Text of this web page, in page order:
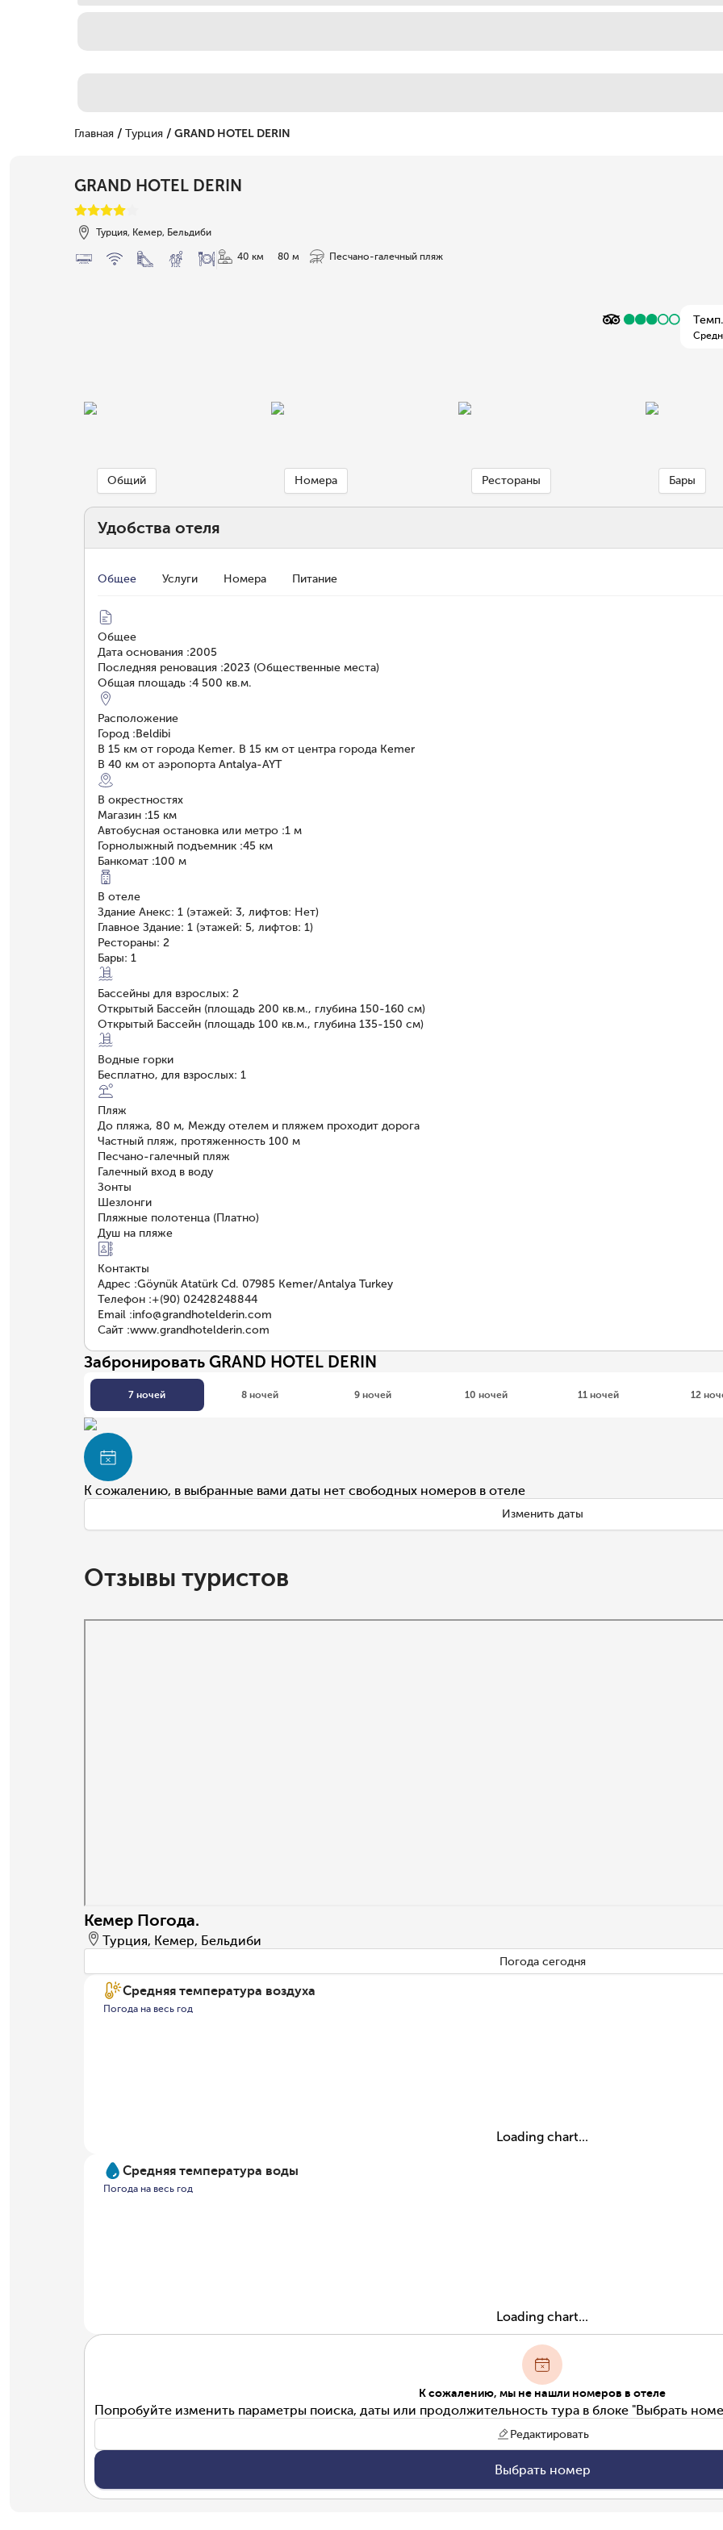
Главная / Турция / GRAND HOTEL DERIN
GRAND HOTEL DERIN
Турция, Кемер, Бельдиби
40 км 80 м Песчано-галечный пляж
Общий Номера Рестораны Бары
Удобства отеля
Общее Услуги Номера Питание
Общее
Дата основания :2005
Последняя реновация :2023 (Общественные места)
Общая площадь :4 500 кв.м.
Расположение
Город :Beldibi
В 15 км от города Kemer. В 15 км от центра города Kemer
В 40 км от аэропорта Antalya-AYT
В окрестностях
Магазин :15 км
Автобусная остановка или метро :1 м
Горнолыжный подъемник :45 км
Банкомат :100 м
В отеле
Здание Анекс: 1 (этажей: 3, лифтов: Нет)
Главное Здание: 1 (этажей: 5, лифтов: 1)
Рестораны: 2
Бары: 1
Бассейны для взрослых: 2
Открытый Бассейн (площадь 200 кв.м., глубина 150-160 см)
Открытый Бассейн (площадь 100 кв.м., глубина 135-150 см)
Водные горки
Бесплатно, для взрослых: 1
Пляж
До пляжа, 80 м, Между отелем и пляжем проходит дорога
Частный пляж, протяженность 100 м
Песчано-галечный пляж
Галечный вход в воду
Зонты
Шезлонги
Пляжные полотенца (Платно)
Душ на пляже
Контакты
Адрес :Göynük Atatürk Cd. 07985 Kemer/Antalya Turkey
Телефон :+(90) 02428248844
Email :info@grandhotelderin.com
Сайт :www.grandhotelderin.com
Забронировать GRAND HOTEL DERIN
7 ночей 8 ночей 9 ночей 10 ночей 11 ночей 12
К сожалению, в выбранные вами даты нет свободных номеров в отеле
Изменить даты
Отзывы туристов
Кемер Погода.
Турция, Кемер, Бельдиби
Погода сегодня
Средняя температура воздуха
Погода на весь год
Loading chart...
Средняя температура воды
Погода на весь год
Loading chart...
К сожалению, мы не нашли номеров в отеле
Попробуйте изменить параметры поиска, даты или продолжительность тура в блоке "Выбрать
Редактировать
Выбрать номер